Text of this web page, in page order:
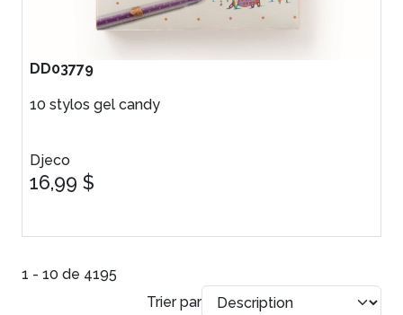
DD03779
10 stylos gel candy
Djeco
16,99 $
1 - 10 de 4195
Trier par